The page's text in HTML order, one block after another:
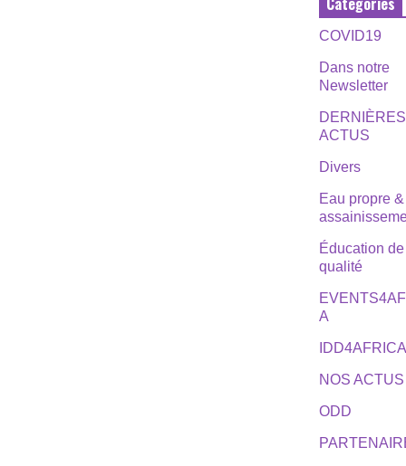
COVID19
Dans notre
Newsletter
DERNIÈRES
ACTUS
Divers
Eau propre &
Éducation de
qualité
A
NOS ACTUS
ODD